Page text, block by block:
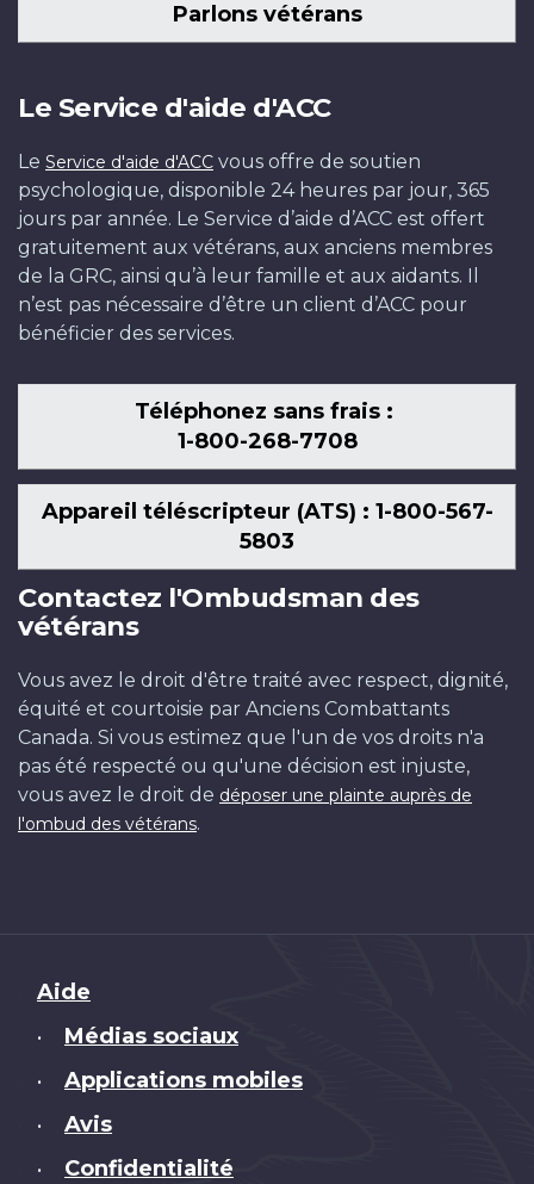
Parlons vétérans
Le Service d'aide d'ACC
Le Service d'aide d'ACC vous offre de soutien
psychologique, disponible 24 heures par jour, 365
jours par année. Le Service d’aide d’ACC est offert
gratuitement aux vétérans, aux anciens membres
de la GRC, ainsi qu’à leur famille et aux aidants. Il
n’est pas nécessaire d’être un client d’ACC pour
bénéficier des services.
Téléphonez sans frais :
1-800-268-7708
Appareil téléscripteur (ATS) : 1-800-567-
5803
Contactez l'Ombudsman des
vétérans
Vous avez le droit d'être traité avec respect, dignité,
équité et courtoisie par Anciens Combattants
Canada. Si vous estimez que l'un de vos droits n'a
pas été respecté ou qu'une décision est injuste,
vous avez le droit de déposer une plainte auprès de
l'ombud des vétérans.
Brand
Aide
• Médias sociaux
• Applications mobiles
• Avis
• Confidentialité